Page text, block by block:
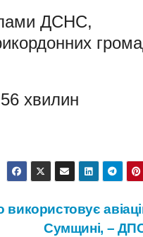
ДСНС,
хвилин
Сумщині, –